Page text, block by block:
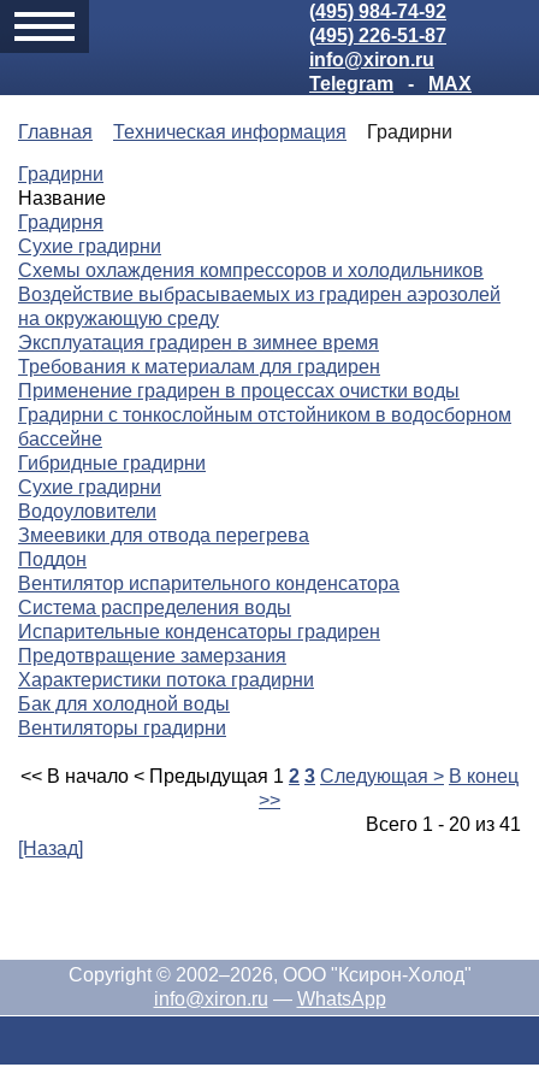
(495) 984-74-92
(495) 226-51-87
info@xiron.ru
Telegram
- MAX
Главная Техническая информация Градирни
Градирни
Название
Градирня
Сухие градирни
Схемы охлаждения компрессоров и холодильников
Воздействие выбрасываемых из градирен аэрозолей
на окружающую среду
Эксплуатация градирен в зимнее время
Требования к материалам для градирен
Применение градирен в процессах очистки воды
Градирни с тонкослойным отстойником в водосборном
бассейне
Гибридные градирни
Сухие градирни
Водоуловители
Змеевики для отвода перегрева
Поддон
Вентилятор испарительного конденсатора
Система распределения воды
Испарительные конденсаторы градирен
Предотвращение замерзания
Характеристики потока градирни
Бак для холодной воды
Вентиляторы градирни
<< В начало < Предыдущая 1 2 3 Следующая > В конец
>>
Всего 1 - 20 из 41
[Назад]
Copyright © 2002–2026, ООО "Ксирон-Холод"
info@xiron.ru — WhatsApp